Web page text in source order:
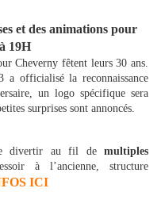
et des animations pour
19H
Cheverny fêtent leurs 30 ans.
officialisé la reconnaissance
un logo spécifique sera
surprises sont annoncés.
divertir au fil de multiples
à l’ancienne, structure
ICI